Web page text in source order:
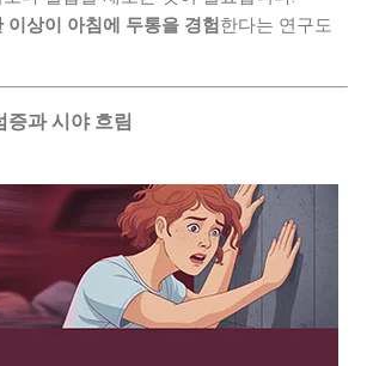
이상이 아침에 두통을 경험 한다는 연구도
증과 시야 흐림